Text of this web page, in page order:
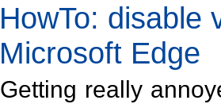
HowTo: disable
Microsoft Edge
Getting really